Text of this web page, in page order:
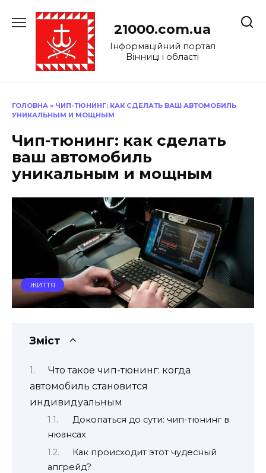
до
21000.com.ua
Інформаційний портал
Вінниці і області
ГОЛОВНА » ЧИП-ТЮНИНГ: КАК СДЕЛАТЬ ВАШ АВТОМОБИЛЬ
УНИКАЛЬНЫМ И МОЩНЫМ
Чип-тюнинг: как сделать
ваш автомобиль
уникальным и мощным
ЖИТТЯ
Зміст
Что такое чип-тюнинг: когда
автомобиль становится
индивидуальным
Докопаться до сути: чип-тюнинг в
нюансах
Как происходит этот чудесный
апгрейд?